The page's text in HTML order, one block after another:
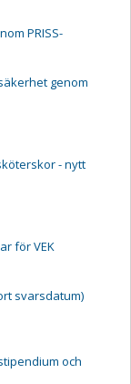
PRISS-
genom
- nytt
för VEK
svarsdatum)
och